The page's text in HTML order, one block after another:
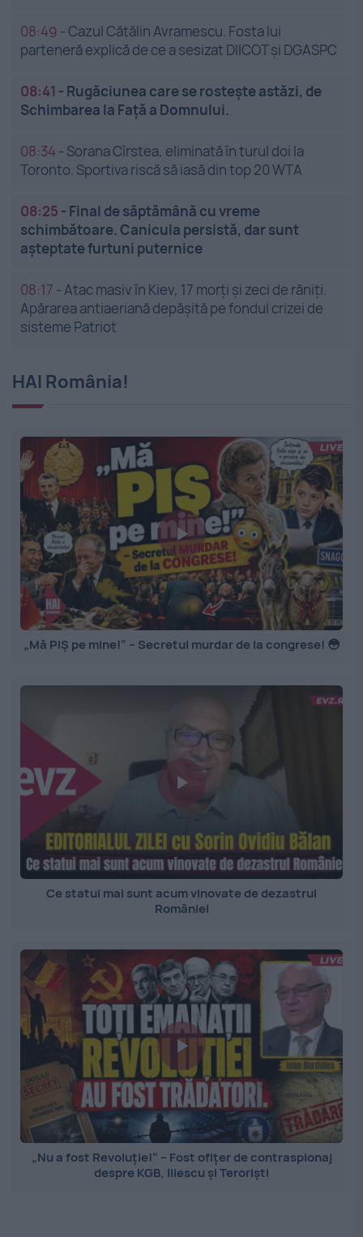
08:49 -Cazul Cătălin Avramescu. Fosta lui
parteneră explică de ce a sesizat DIICOT și DGASPC
08:41 - Rugăciunea care se rostește astăzi, de
Schimbarea la Față a Domnului.
08:34 - Sorana Cîrstea, eliminată în turul doi la
Toronto. Sportiva riscă să iasă din top 20 WTA
08:25 - Final de săptămână cu vreme
schimbătoare. Canicula persistă, dar sunt
așteptate furtuni puternice
08:17 -Atac masiv în Kiev, 17 morți și zeci de răniți.
Apărarea antiaeriană depășită pe fondul crizei de
sisteme Patriot
HAI România!
„Mă PIȘ pe mine!” – Secretul murdar de la congrese! 😳
Ce statui mai sunt acum vinovate de dezastrul
României
„Nu a fost Revoluție!” – Fost ofițer de contraspionaj
despre KGB, Iliescu și Teroriști